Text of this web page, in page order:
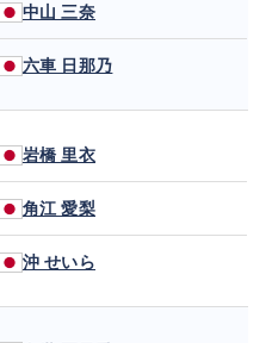
中山 三奈
六車 日那乃
岩橋 里衣
角江 愛梨
沖 せいら